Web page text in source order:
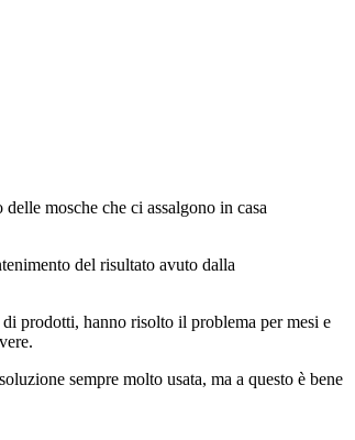
mosche che ci assalgono in casa
del risultato avuto dalla
prodotti, hanno risolto il problema per mesi e
sempre molto usata, ma a questo è bene